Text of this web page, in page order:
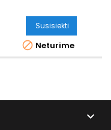
Susisiekti
 Neturime
